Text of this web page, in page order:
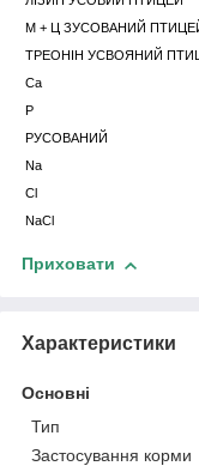
М + Ц ЗУСОВАНИЙ
ТРЕОНІН УСВОЯНИЙ
Ca
P
PУСОВАНИЙ
Na
Cl
NaCl
Приховати
Характеристики
Основні
Тип
Застосування корми